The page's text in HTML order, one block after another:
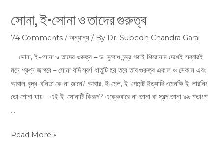
সোনা, ই-সোনা ও তাদের গুরুত্ব
74 Comments /অন্যান্য / By Dr. Subodh Chandra Garai
সোনা, ই-সোনা ও তাদের গুরুত্ব – ড. সুবোধ চন্দ্র গরাই শিরোনাম দেখেই সব্বারই
মনে প্রশ্ন জাগবে – সোনা যদি স্বর্ণ ধাতুটি হয় তবে তার গুরুত্ব একাল ও সেকাল এবং
আবাল-বৃদ্ধ-বনিতা কে না জানে? আবার, ই-মেল, ই-পেমেন্ট ইত্যাদি এমনকি ই-লারনিং
তো শোনা যায় – এই ই-সোনাটি কিরূপ? এক্কেবারে না-জানা বা স্বল্প জানা ৯৯ শতাংশ
…
সোনা,
সোনা
তাদের
গুরুত্ব
Read More »